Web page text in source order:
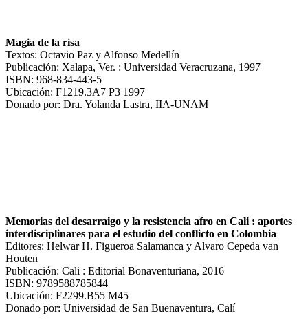
Magia de la risa
Textos: Octavio Paz y Alfonso Medellín
Publicación: Xalapa, Ver. : Universidad Veracruzana, 1997
ISBN: 968-834-443-5
Ubicación: F1219.3A7 P3 1997
Donado por: Dra. Yolanda Lastra, IIA-UNAM
Memorias del desarraigo y la resistencia afro en Cali : aportes
interdisciplinares para el estudio del conflicto en Colombia
Editores: Helwar H. Figueroa Salamanca y Alvaro Cepeda van
Houten
Publicación: Cali : Editorial Bonaventuriana, 2016
ISBN: 9789588785844
Ubicación: F2299.B55 M45
Donado por: Universidad de San Buenaventura, Calí